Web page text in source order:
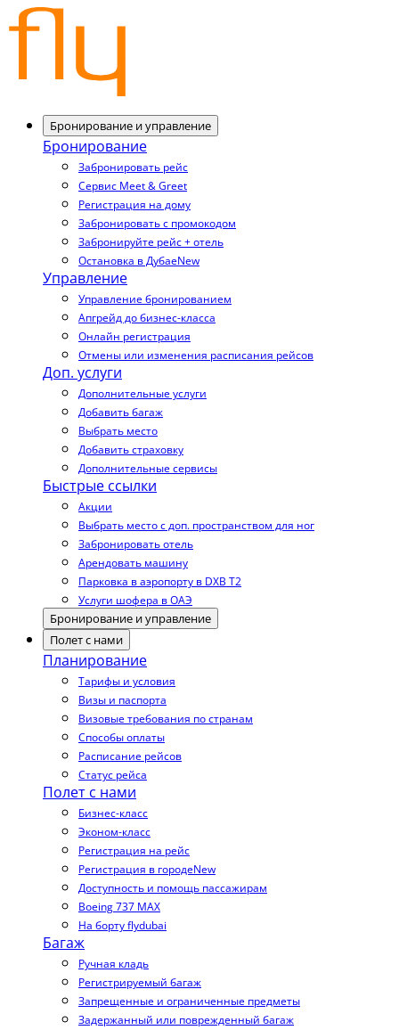
Бронирование и управление
Бронирование
Забронировать рейс
Сервис Meet & Greet
Регистрация на дому
Забронировать с промокодом
Забронируйте рейс + отель
Остановка в ДубаеNew
Управление
Управление бронированием
Апгрейд до бизнес-класса
Онлайн регистрация
Отмены или изменения расписания рейсов
Доп. услуги
Дополнительные услуги
Добавить багаж
Выбрать место
Добавить страховку
Дополнительные сервисы
Быстрые ссылки
Акции
Выбрать место с доп. пространством для ног
Забронировать отель
Арендовать машину
Парковка в аэропорту в DXB T2
Услуги шофера в ОАЭ
Бронирование и управление
Полет с нами
Планирование
Тарифы и условия
Визы и паспорта
Визовые требования по странам
Способы оплаты
Расписание рейсов
Статус рейса
Полет с нами
Бизнес-класс
Эконом-класс
Регистрация на рейс
Регистрация в городеNew
Доступность и помощь пассажирам
Boeing 737 MAX
На борту flydubai
Багаж
Ручная кладь
Регистрируемый багаж
Запрещенные и ограниченные предметы
Задержанный или поврежденный багаж